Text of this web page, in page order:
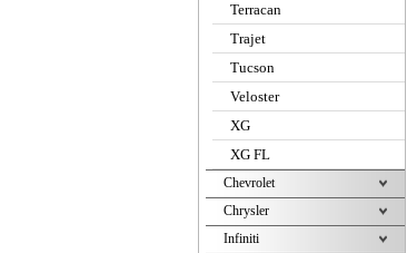
Terracan
Trajet
Tucson
Veloster
XG
XG FL
Chevrolet
Chrysler
Infiniti